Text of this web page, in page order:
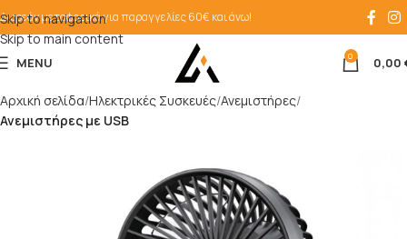
Skip to navigation
Skip to main content
Δωρεάν μεταφορικά για παραγγελίες 60€ και άνω!
MENU 0 0,00
Αρχική σελίδα Ηλεκτρικές Συσκευές Ανεμιστήρες
Ανεμιστήρες με USB